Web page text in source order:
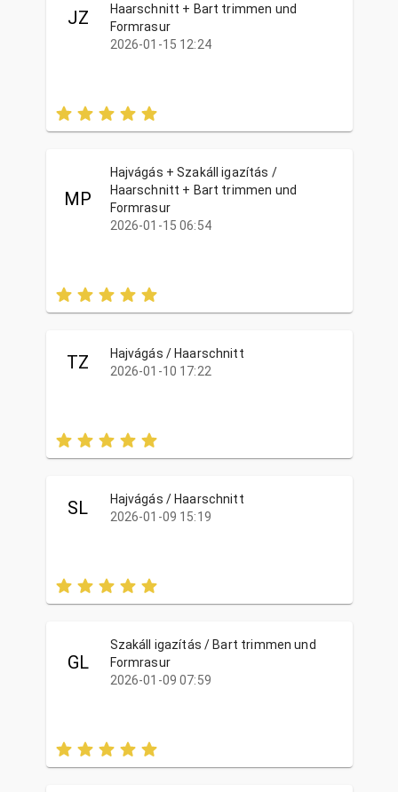
JZ
Haarschnitt + Bart trimmen und
Formrasur
2026-01-15 12:24
MP
Hajvágás + Szakáll igazítás /
Haarschnitt + Bart trimmen und
Formrasur
2026-01-15 06:54
TZ
Hajvágás / Haarschnitt
2026-01-10 17:22
SL
Hajvágás / Haarschnitt
2026-01-09 15:19
GL
Szakáll igazítás / Bart trimmen und
Formrasur
2026-01-09 07:59